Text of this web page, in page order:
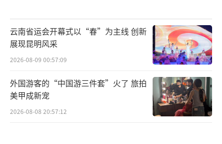
云南省运会开幕式以“春”为主线 创新
展现昆明风采
2026-08-09 00:57:09
外国游客的“中国游三件套”火了 旅拍
美甲成新宠
2026-08-08 20:57:12